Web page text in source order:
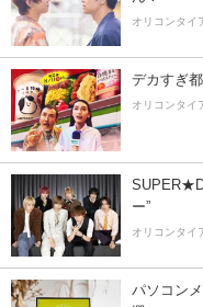
オリコンタイ
デカすぎ
オリコンタイ
ー”
オリコンタイ
パソコン